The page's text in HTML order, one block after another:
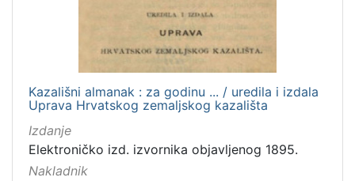
Kazališni almanak : za godinu ... / uredila i izdala
Uprava Hrvatskog zemaljskog kazališta
Izdanje
Elektroničko izd. izvornika objavljenog 1895.
Nakladnik